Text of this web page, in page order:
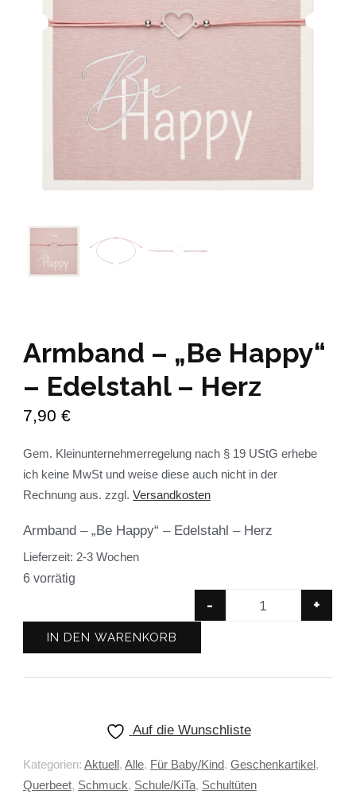
Armband – „Be Happy“
– Edelstahl – Herz
7,90 €
Gem. Kleinunternehmerregelung nach § 19 UStG erhebe
ich keine MwSt und weise diese auch nicht in der
Rechnung aus. zzgl. Versandkosten
Armband – „Be Happy“ – Edelstahl – Herz
Lieferzeit: 2-3 Wochen
6 vorrätig
- +
IN DEN WARENKORB
Auf die Wunschliste
Kategorien: Aktuell, Alle, Für Baby/Kind, Geschenkartikel,
Querbeet, Schmuck, Schule/KiTa, Schultüten